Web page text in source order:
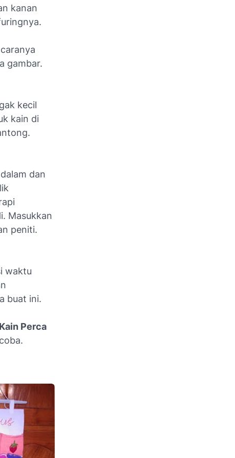
kanan
gambar.
kecil
kain di
dan
Masukkan
peniti.
waktu
buat ini.
Perca